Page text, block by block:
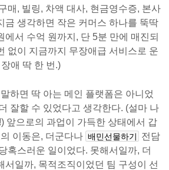
매, 빌링, 차액 대사, 현금영수증, 본사
금 생각하면 작은 커머스 하나를 뚝딱
에서 수억 원까지, 단 5분 만에 매진되
없이 지금까지 무장애급 서비스로 운
애 딱 한 번.)
하면 딱 아는 메인 플랫폼은 아니었
잘할 수 있었다고 생각한다. (설마 나
앞으로의 과업이 가득한 상태에서 갑
이동은, 더군다나 배민선물하기
전담
혹스러운 일이었다. 못해서일까, 더
서일까, 목적조직이었던 팀 구성이 선